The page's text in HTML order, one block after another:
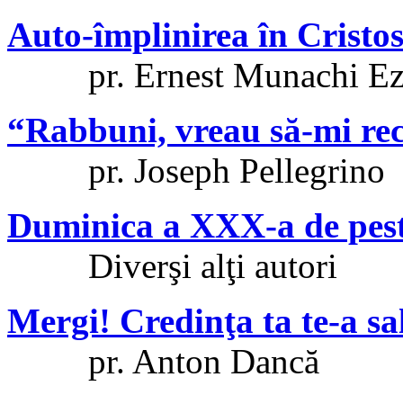
Auto-împlinirea în Cristos
pr. Ernest Munachi
“Rabbuni, vreau să-mi
pr. Joseph Pellegrino
Duminica a XXX-a de
Diverşi alţi autori
Mergi! Credinţa ta te-a
pr. Anton Dancă